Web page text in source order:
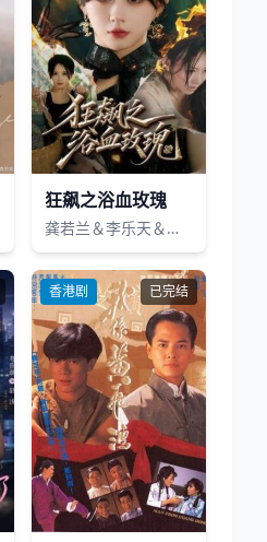
狂飙之浴血玫瑰
龚若兰＆李乐天＆聂杨＆周梓言
香港剧 已完结